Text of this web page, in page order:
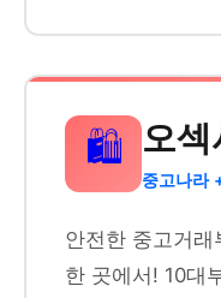
🛍️ 오섹
중고나라
안전한 중고거래
한 곳에서! 10대